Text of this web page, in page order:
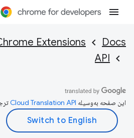
Docs
Extensions
API
این صفحه به‌وسیله